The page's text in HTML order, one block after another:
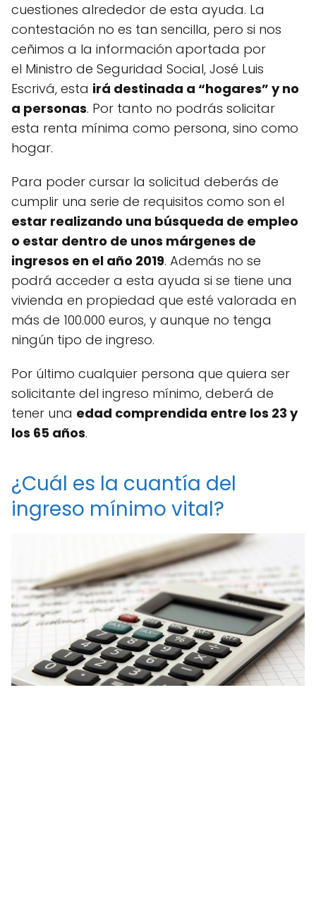
cuestiones alrededor de esta ayuda. La
contestación no es tan sencilla, pero si nos
ceñimos a la información aportada por
el Ministro de Seguridad Social, José Luis
Escrivá, esta irá destinada a “hogares” y no
a personas. Por tanto no podrás solicitar
esta renta mínima como persona, sino como
hogar.
Para poder cursar la solicitud deberás de
cumplir una serie de requisitos como son el
estar realizando una búsqueda de empleo
o estar dentro de unos márgenes de
ingresos en el año 2019. Además no se
podrá acceder a esta ayuda si se tiene una
vivienda en propiedad que esté valorada en
más de 100.000 euros, y aunque no tenga
ningún tipo de ingreso.
Por último cualquier persona que quiera ser
solicitante del ingreso mínimo, deberá de
tener una edad comprendida entre los 23 y
los 65 años.
¿Cuál es la cuantía del
ingreso mínimo vital?